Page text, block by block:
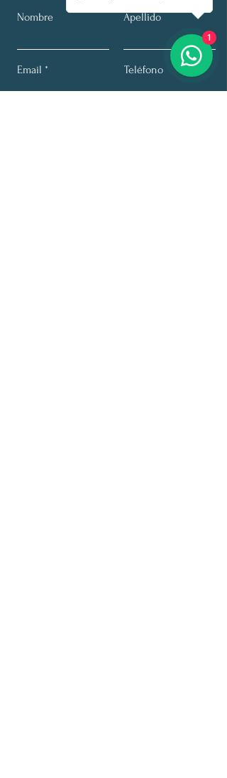
Nombre Apellido
Email Teléfono
1